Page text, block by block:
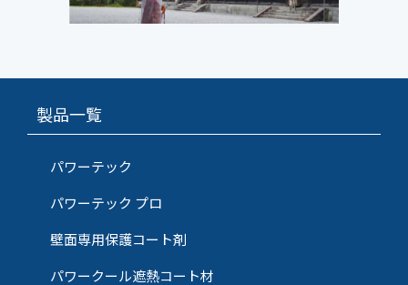
製品一覧
パワーテック
パワーテック プロ
壁面専用保護コート剤
パワークール遮熱コート材